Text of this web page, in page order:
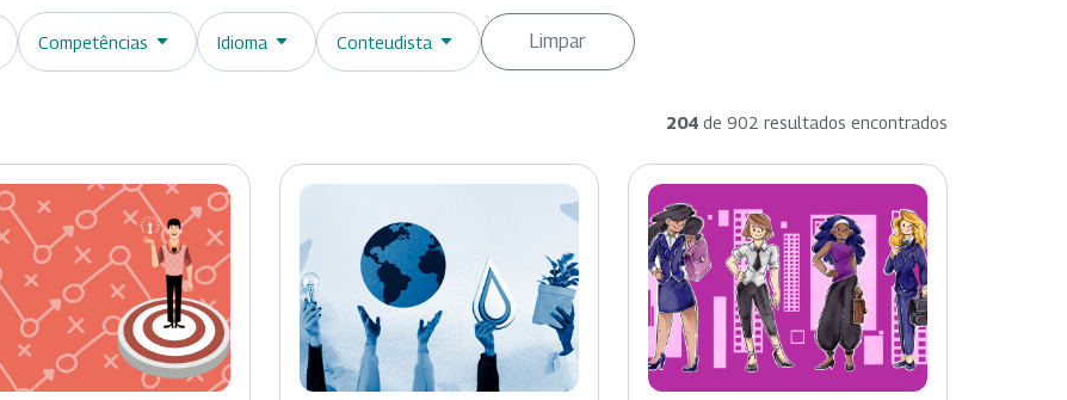
Competências Idioma Conteudista Limpar
204 de 902 resultados encontrados